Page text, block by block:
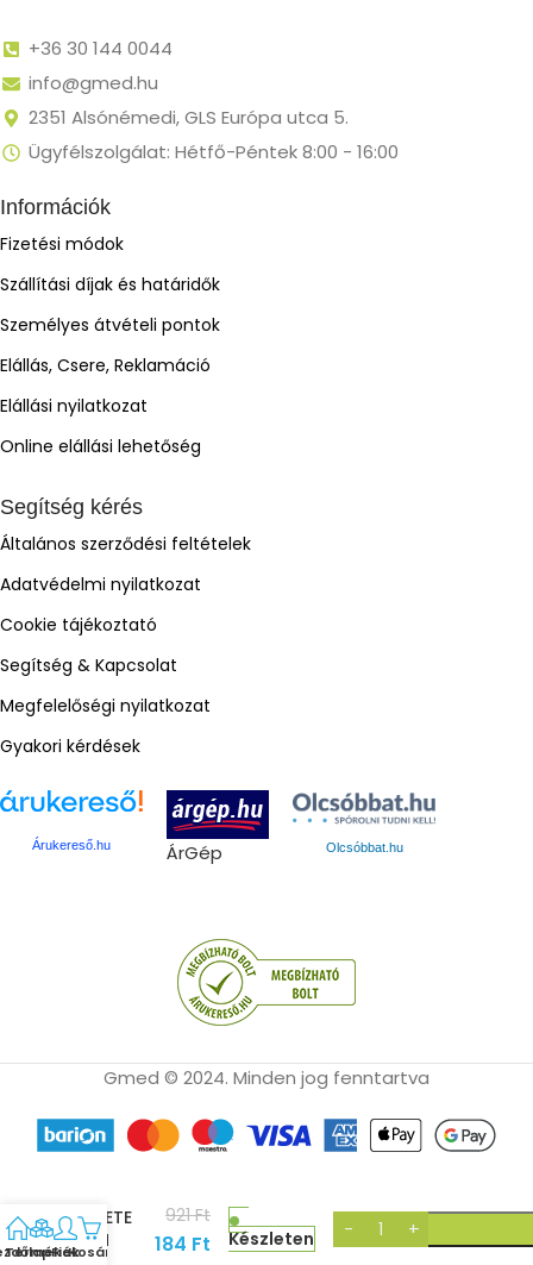
+36 30 144 0044
info@gmed.hu
2351 Alsónémedi, GLS Európa utca 5.
Ügyfélszolgálat: Hétfő-Péntek 8:00 - 16:00
Információk
Fizetési módok
Szállítási díjak és határidők
Személyes átvételi pontok
Elállás, Csere, Reklamáció
Elállási nyilatkozat
Online elállási lehetőség
Segítség kérés
Általános szerződési feltételek
Adatvédelmi nyilatkozat
Cookie tájékoztató
Segítség & Kapcsolat
Megfelelőségi nyilatkozat
Gyakori kérdések
Árukereső.hu ÁrGép Olcsóbbat.hu
Gmed © 2024. Minden jog fenntartva
FEKETE
S/M
921Ft
184 Ft Készleten
Termékek
FiókKosár